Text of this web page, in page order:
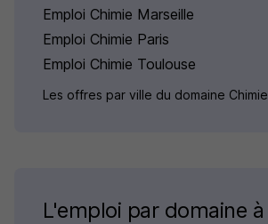
Emploi Chimie Marseille
Emploi Chimie Paris
Emploi Chimie Toulouse
Les offres par ville du domaine Chimie
L'emploi par domaine à